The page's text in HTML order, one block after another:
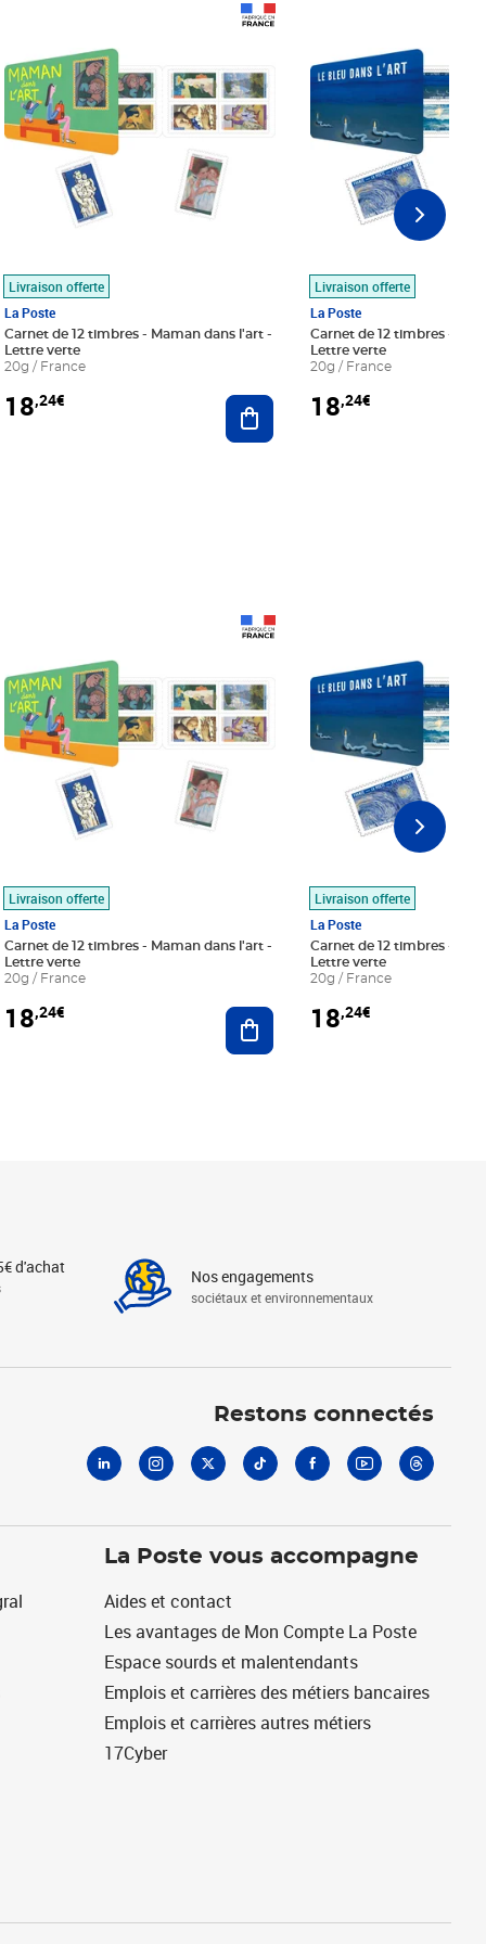
au panier
Livraison offerte
La Poste
Carnet de 12 timbres - Maman dans l'art -
Lettre verte
20g / France
18,24€ Ajouter au panier
Livraison offerte
La Poste
Carnet de 12 timbres - Le
Lettre verte
20g / France
18,24€
au panier
Livraison offerte
La Poste
Carnet de 12 timbres - Maman dans l'art -
Lettre verte
20g / France
18,24€ Ajouter au panier
Livraison offerte
La Poste
Carnet de 12 timbres - Le
Lettre verte
20g / France
18,24€
d'achat Nos engagements
sociétaux et environnementaux
Restons connectés
La Poste vous accompagne
Aides et contact
Les avantages de Mon Compte La Poste
Espace sourds et malentendants
Emplois et carrières des métiers bancaires
Emplois et carrières autres métiers
17Cyber